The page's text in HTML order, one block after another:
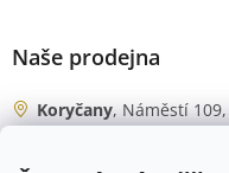
Naše prodejna
Koryčany, Náměstí